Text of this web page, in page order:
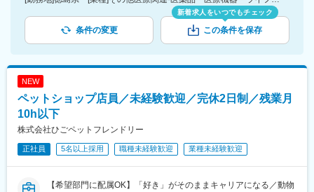
条件の変更
新着求人をいつでもチェック
この条件を保存
NEW
ペットショップ店員／未経験歓迎／完休2日制／残業月
10h以下
株式会社ひごペットフレンドリー
正社員 5名以上採用 職種未経験歓迎 業種未経験歓迎
【希望部門に配属OK】「好き」がそのままキャリアになる／動物